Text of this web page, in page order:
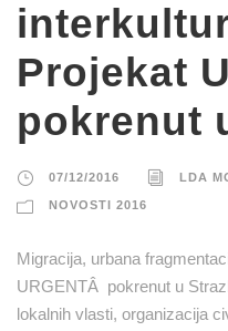
Projekat
pokrenut
07/12/2016 LDA
NOVOSTI 2016
Migracija, urbana
URGENTÂ pokrenut u
lokalnih vlasti, organizacija